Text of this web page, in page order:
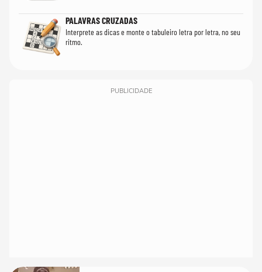
PALAVRAS CRUZADAS
Interprete as dicas e monte o tabuleiro letra por letra, no seu
ritmo.
PUBLICIDADE